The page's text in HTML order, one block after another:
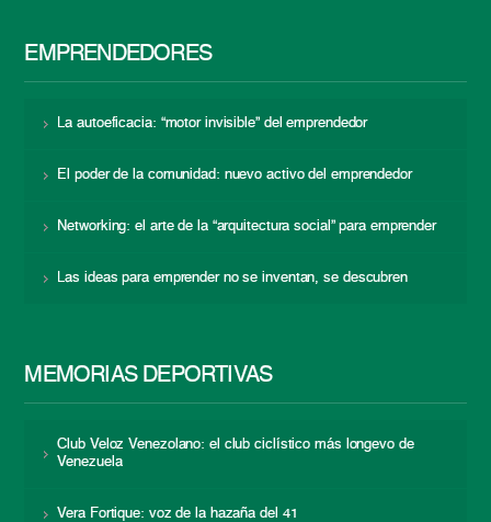
EMPRENDEDORES
La autoeficacia: “motor invisible” del emprendedor
El poder de la comunidad: nuevo activo del emprendedor
Networking: el arte de la “arquitectura social” para emprender
Las ideas para emprender no se inventan, se descubren
MEMORIAS DEPORTIVAS
Club Veloz Venezolano: el club ciclístico más longevo de
Venezuela
Vera Fortique: voz de la hazaña del 41